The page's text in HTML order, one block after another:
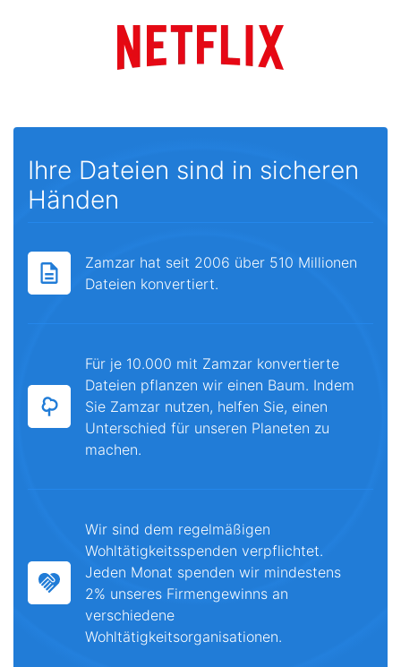
Ihre Dateien sind in sicheren
Händen
Zamzar hat seit 2006 über 510 Millionen
Dateien konvertiert.
Für je 10.000 mit Zamzar konvertierte
Dateien pflanzen wir einen Baum. Indem
Sie Zamzar nutzen, helfen Sie, einen
Unterschied für unseren Planeten zu
machen.
Wir sind dem regelmäßigen
Wohltätigkeitsspenden verpflichtet.
Jeden Monat spenden wir mindestens
2% unseres Firmengewinns an
verschiedene
Wohltätigkeitsorganisationen.